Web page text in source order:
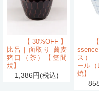
【30%OFF】
比呂｜面取り 蕎麦
猪口（茶）【笠間
焼】
1,386円(税込)
ス）
ール
焼】